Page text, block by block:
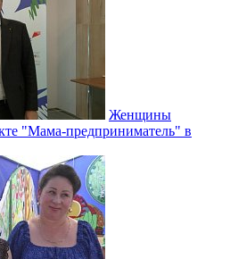
Женщины
"Мама-предприниматель" в